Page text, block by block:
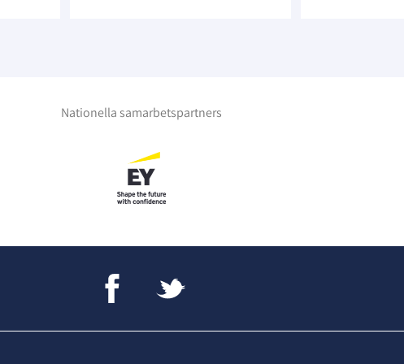
Nationella samarbetspartners